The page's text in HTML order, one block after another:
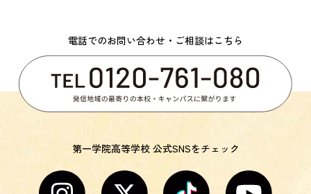
電話でのお問い合わせ・ご相談はこちら
第一学院高等学校 公式SNSをチェック